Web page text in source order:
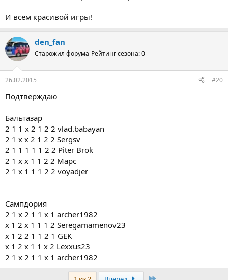
И всем красивой игры!
den_fan
Старожил форума Рейтинг сезона: 0
26.02.2015 #20
Подтверждаю
Бальтазар
2 1 1 х 2 1 2 2 vlad.babayan
2 1 х х 2 1 2 2 Sergsv
2 1 1 1 1 1 2 2 Piter Brok
2 1 х х 1 1 2 2 Марс
2 1 х 1 1 1 2 2 voyadjer
Сампдория
2 1 х 2 1 1 х 1 archer1982
х 1 2 х 1 1 1 2 Seregamamenov23
х 1 2 2 1 1 2 1 GEK
х 1 2 х 1 1 х 2 Lexxus23
2 1 х 2 1 1 х 1 archer1982